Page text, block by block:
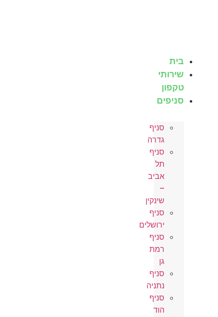
בית
שירותי
טקפון
סניפים
סניף
גדרה
סניף
תל
אביב
–
שינקין
סניף
ירושלים
סניף
רמת
גן
סניף
נתניה
סניף
הוד